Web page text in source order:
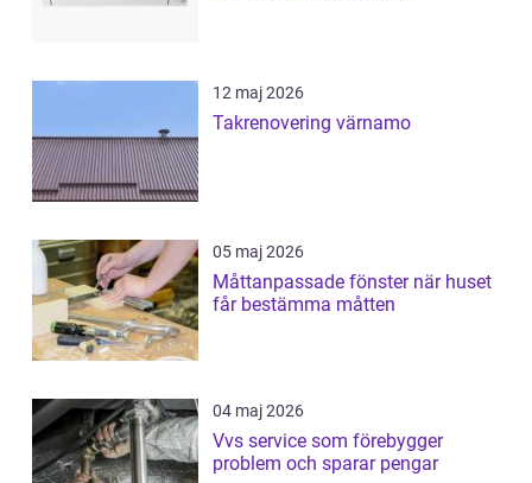
12 maj 2026
Takrenovering värnamo
05 maj 2026
Måttanpassade fönster när huset
får bestämma måtten
04 maj 2026
Vvs service som förebygger
problem och sparar pengar